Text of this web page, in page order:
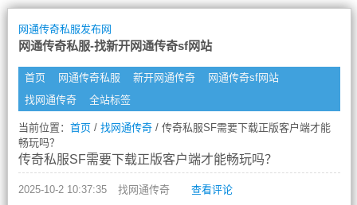
网通传奇私服发布网
网通传奇私服-找新开网通传奇sf网站
首页 网通传奇私服 新开网通传奇
网通传奇sf网站
找网通传奇
全站标签
当前位置： 首页/ 找网通传奇/ 传奇私服SF需要下载正版客户端才能
畅玩吗？
传奇私服SF需要下载正版客户端才能畅玩吗？
2025-10-2 10:37:35 找网通传奇 查看评论